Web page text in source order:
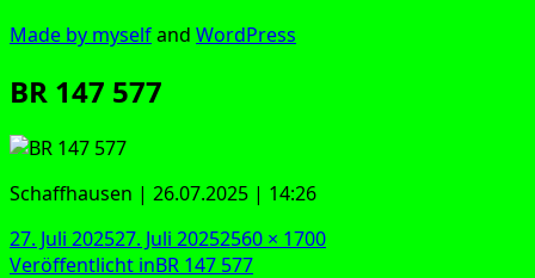
Made by mys­elfand Word­Press
BR 147 577
Schaff­hau­sen | 26.07.2025 | 14:26
Veröffentlicht
am
27. Juli 202527. Juli 2025Originalgröße
2560 × 1700
Veröffentlicht inBR 147 577